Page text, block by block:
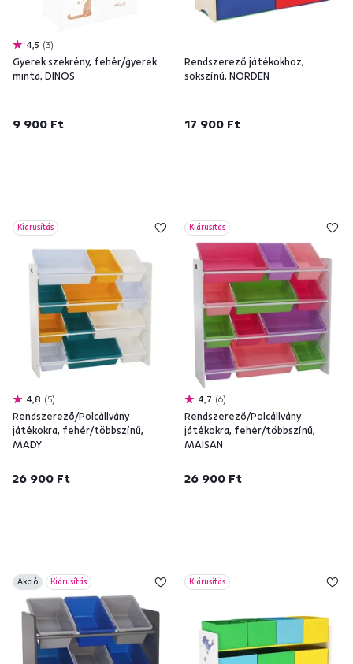
4,5 3
Gyerek szekrény, fehér/gyerek
minta, DINOS
9 900 Ft
Rendszerező játékokhoz,
sokszínű, NORDEN
17 900 Ft
Kiárusítás
4,8 5
Rendszerező/Polcállvány
játékokra, fehér/többszínű,
MADY
26 900 Ft
Kiárusítás
4,7 6
Rendszerező/Polcállvány
játékokra, fehér/többszínű,
MAISAN
26 900 Ft
Akció Kiárusítás Kiárusítás